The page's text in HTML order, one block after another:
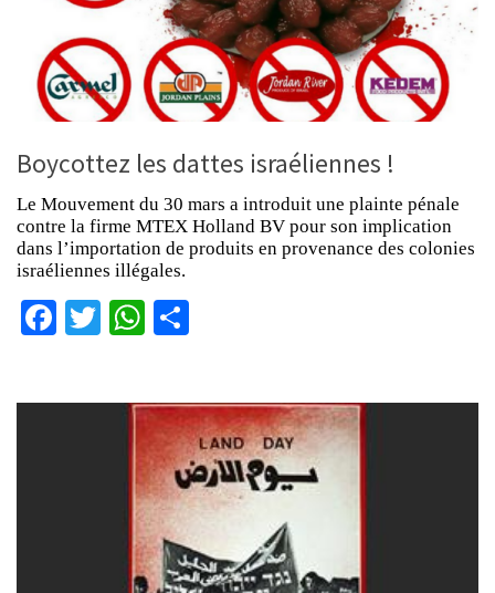
Boycottez les dattes israéliennes !
Le Mouvement du 30 mars a introduit une plainte pénale
contre la firme MTEX Holland BV pour son implication
dans l’importation de produits en provenance des colonies
israéliennes illégales.
Facebook
TwitterWhatsApp